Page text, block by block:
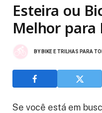
Esteira ou
Melhor para
BY BIKE E TRILHAS PARA
Se você está em